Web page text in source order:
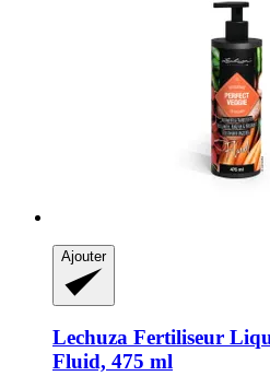
Ajouter
Lechuza Fertiliseur
Fluid, 475 ml